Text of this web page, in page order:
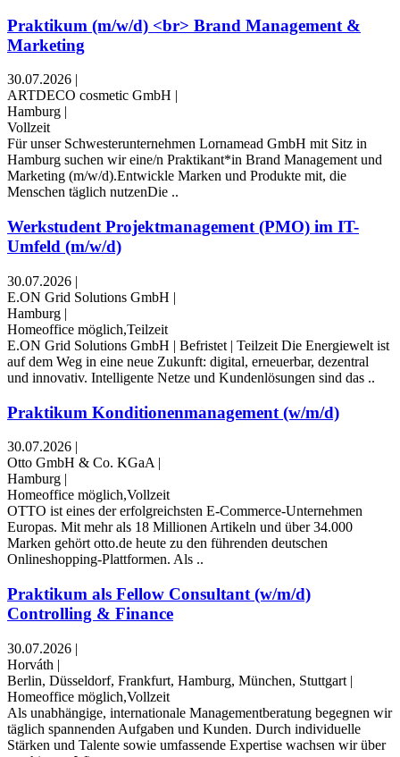
Praktikum (m/w/d) <br> Brand Management &
Marketing
30.07.2026 |
ARTDECO cosmetic GmbH |
Hamburg |
Vollzeit
Für unser Schwesterunternehmen Lornamead GmbH mit Sitz in
Hamburg suchen wir eine/n Praktikant*in Brand Management und
Marketing (m/w/d).Entwickle Marken und Produkte mit, die
Menschen täglich nutzenDie ..
Werkstudent Projektmanagement (PMO) im IT-
Umfeld (m/w/d)
30.07.2026 |
E.ON Grid Solutions GmbH |
Hamburg |
Homeoffice möglich,Teilzeit
E.ON Grid Solutions GmbH | Befristet | Teilzeit Die Energiewelt ist
auf dem Weg in eine neue Zukunft: digital, erneuerbar, dezentral
und innovativ. Intelligente Netze und Kundenlösungen sind das ..
Praktikum Konditionenmanagement (w/m/d)
30.07.2026 |
Otto GmbH & Co. KGaA |
Hamburg |
Homeoffice möglich,Vollzeit
OTTO ist eines der erfolgreichsten E-Commerce-Unternehmen
Europas. Mit mehr als 18 Millionen Artikeln und über 34.000
Marken gehört otto.de heute zu den führenden deutschen
Onlineshopping-Plattformen. Als ..
Praktikum als Fellow Consultant (w/m/d)
Controlling & Finance
30.07.2026 |
Horváth |
Berlin, Düsseldorf, Frankfurt, Hamburg, München, Stuttgart |
Homeoffice möglich,Vollzeit
Als unabhängige, internationale Managementberatung begegnen wir
täglich spannenden Aufgaben und Kunden. Durch individuelle
Stärken und Talente sowie umfassende Expertise wachsen wir über